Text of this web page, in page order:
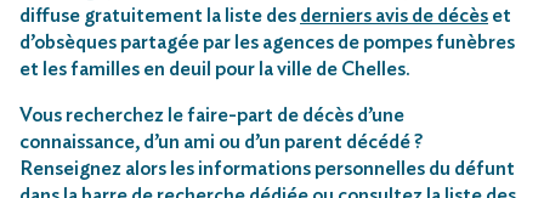
diffuse gratuitement la liste des derniers avis de décès et
d’obsèques partagée par les agences de pompes funèbres
et les familles en deuil pour la ville de Chelles.
Vous recherchez le faire-part de décès d’une
connaissance, d’un ami ou d’un parent décédé ?
Renseignez alors les informations personnelles du défunt